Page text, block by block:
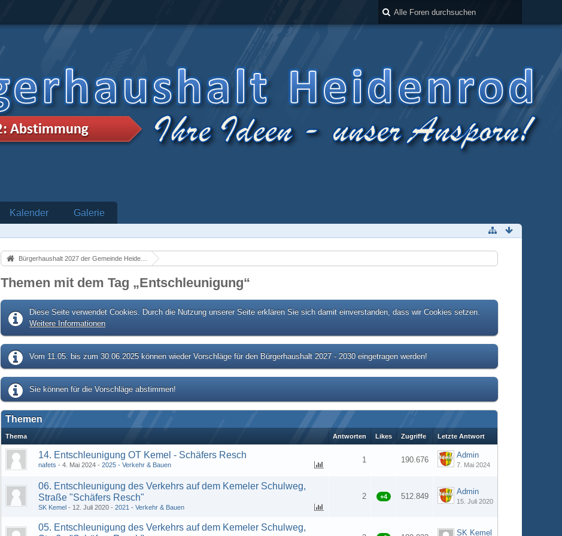
Kalender Galerie
Bürgerhaushalt 2027 der Gemeinde Heidenrod
Themen mit dem Tag „Entschleunigung“
Diese Seite verwendet Cookies. Durch die Nutzung unserer Seite erklären Sie sich damit einverstanden, dass wir Cookies setzen.
Weitere Informationen
Vom 11.05. bis zum 30.06.2025 können wieder Vorschläge für den Bürgerhaushalt 2027 - 2030 eingetragen werden!
Sie können für die Vorschläge abstimmen!
Themen
Thema Antworten Likes Zugriffe Letzte Antwort
14. Entschleunigung OT Kemel - Schäfers Resch
nafets 4. Mai 2024 2025 - Verkehr & Bauen
1 190.676
Admin
7. Mai 2024
06. Entschleunigung des Verkehrs auf dem Kemeler Schulweg,
Straße "Schäfers Resch"
SK Kemel 12. Juli 2020 2021 - Verkehr & Bauen
2 +4 512.849
Admin
15. Juli 2020
05. Entschleunigung des Verkehrs auf dem Kemeler Schulweg,
SK Kemel